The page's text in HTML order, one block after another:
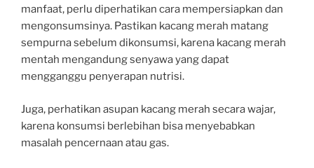
manfaat, perlu diperhatikan cara mempersiapkan dan
mengonsumsinya. Pastikan kacang merah matang
sempurna sebelum dikonsumsi, karena kacang merah
mentah mengandung senyawa yang dapat
mengganggu penyerapan nutrisi.
Juga, perhatikan asupan kacang merah secara wajar,
karena konsumsi berlebihan bisa menyebabkan
masalah pencernaan atau gas.